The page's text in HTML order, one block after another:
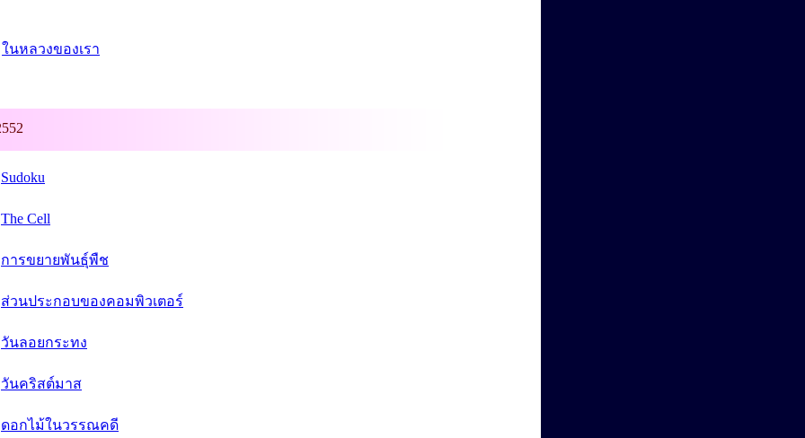
ในหลวงของเรา
Sudoku
The Cell
การขยายพันธุ์พืช
ส่วนประกอบของคอมพิวเตอร์
วันลอยกระทง
วันคริสต์มาส
ดอกไม้ในวรรณคดี